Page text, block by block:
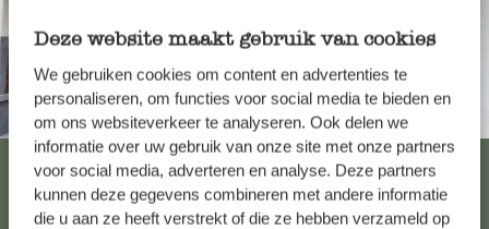
Deze website maakt gebruik van cookies
We gebruiken cookies om content en advertenties te
personaliseren, om functies voor social media te bieden en
om ons websiteverkeer te analyseren. Ook delen we
informatie over uw gebruik van onze site met onze partners
voor social media, adverteren en analyse. Deze partners
kunnen deze gegevens combineren met andere informatie
die u aan ze heeft verstrekt of die ze hebben verzameld op
Altijd in de buurt
Bekijk alle 62 winkels